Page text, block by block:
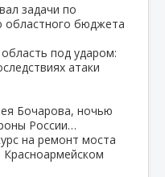
задачи по
бюджета
под ударом:
атаки
Бочарова, ночью
России…
на ремонт моста
Красноармейском